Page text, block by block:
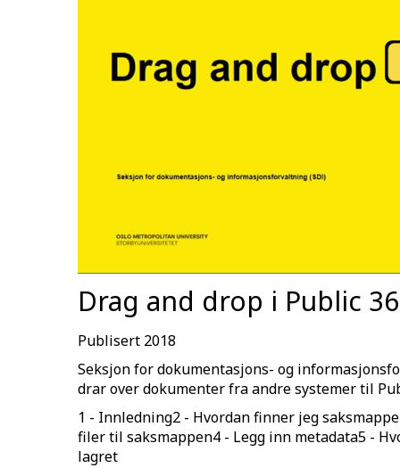
Drag and drop i Public
Publisert 2018
Seksjon for dokumentasjons- og
drar over dokumenter fra andre systemer til
1 - Innledning2 - Hvordan finner jeg
filer til saksmappen4 - Legg inn metadata5 -
lagret